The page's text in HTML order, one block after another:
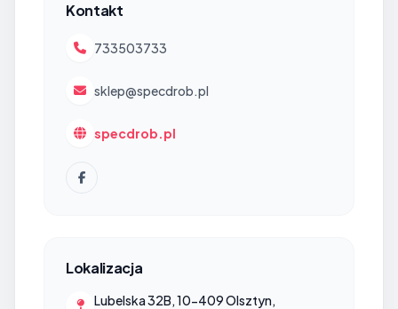
Kontakt
733503733
sklep@specdrob.pl
specdrob.pl
Lokalizacja
Lubelska 32B, 10-409 Olsztyn,